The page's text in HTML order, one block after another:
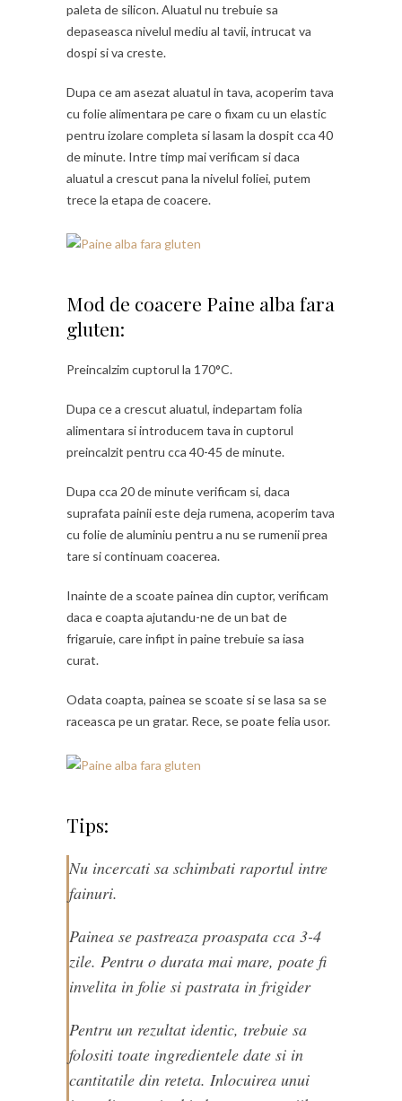
paleta de silicon. Aluatul nu trebuie sa
depaseasca nivelul mediu al tavii, intrucat va
dospi si va creste.
Dupa ce am asezat aluatul in tava, acoperim tava
cu folie alimentara pe care o fixam cu un elastic
pentru izolare completa si lasam la dospit cca 40
de minute. Intre timp mai verificam si daca
aluatul a crescut pana la nivelul foliei, putem
trece la etapa de coacere.
Mod de coacere Paine alba fara
gluten:
Preincalzim cuptorul la 170°C.
Dupa ce a crescut aluatul, indepartam folia
alimentara si introducem tava in cuptorul
preincalzit pentru cca 40-45 de minute.
Dupa cca 20 de minute verificam si, daca
suprafata painii este deja rumena, acoperim tava
cu folie de aluminiu pentru a nu se rumenii prea
tare si continuam coacerea.
Inainte de a scoate painea din cuptor, verificam
daca e coapta ajutandu-ne de un bat de
frigaruie, care infipt in paine trebuie sa iasa
curat.
Odata coapta, painea se scoate si se lasa sa se
raceasca pe un gratar. Rece, se poate felia usor.
Tips:
Nu incercati sa schimbati raportul intre
fainuri.
Painea se pastreaza proaspata cca 3-4
zile. Pentru o durata mai mare, poate fi
invelita in folie si pastrata in frigider
Pentru un rezultat identic, trebuie sa
folositi toate ingredientele date si in
cantitatile din reteta. Inlocuirea unui